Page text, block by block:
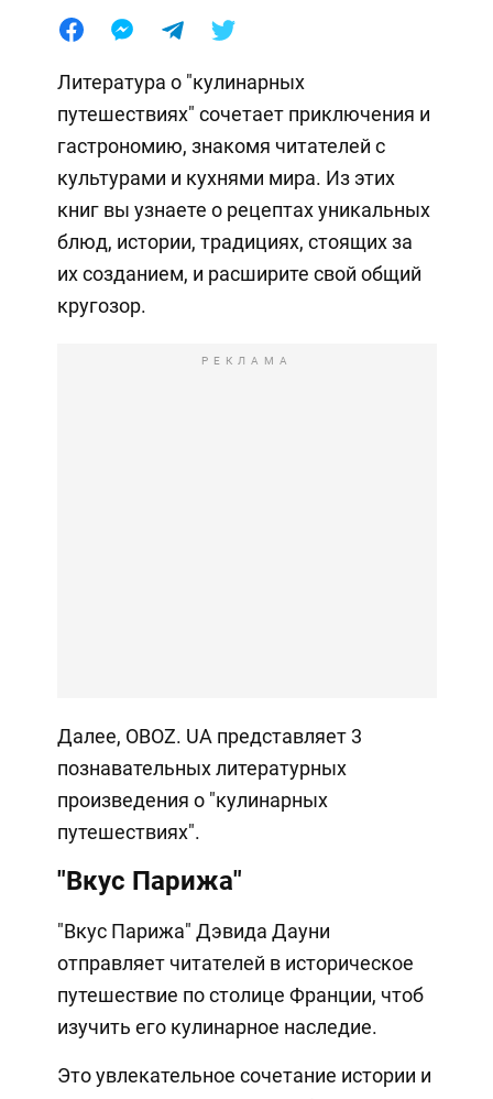
Литература о "кулинарных
путешествиях" сочетает приключения и
гастрономию, знакомя читателей с
культурами и кухнями мира. Из этих
книг вы узнаете о рецептах уникальных
блюд, истории, традициях, стоящих за
их созданием, и расширите свой общий
кругозор.
РЕКЛАМА
Далее, OBOZ. UA представляет 3
познавательных литературных
произведения о "кулинарных
путешествиях".
"Вкус Парижа"
"Вкус Парижа" Дэвида Дауни
отправляет читателей в историческое
путешествие по столице Франции, чтоб
изучить его кулинарное наследие.
Это увлекательное сочетание истории и